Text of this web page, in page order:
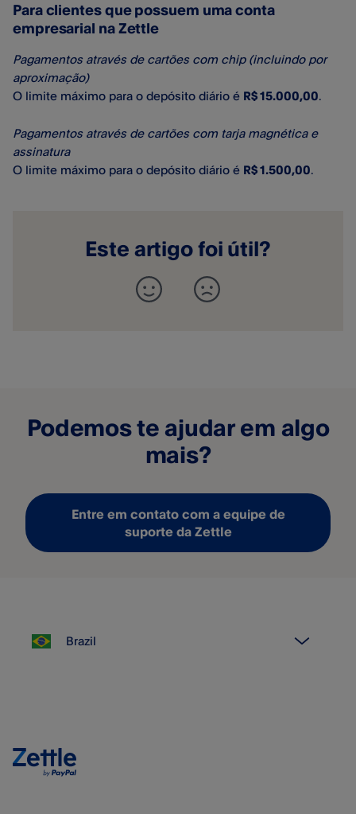
Para clientes que possuem uma conta
empresarial na Zettle
Pagamentos através de cartões com chip(incluindo por
aproximação)
O limite máximo para o depósito diário é R$ 15.000,00.
Pagamentos através de cartões com tarja magnética e
assinatura
O limite máximo para o depósito diário é R$ 1.500,00.
Este artigo foi útil?
Podemos te ajudar em algo
mais?
Entre em contato com a equipe de
suporte da Zettle